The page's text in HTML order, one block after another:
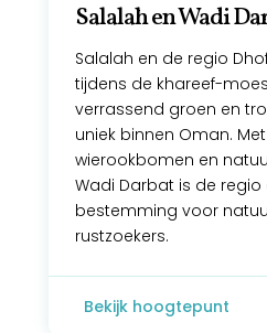
Salalah en Wadi
Salalah en de regio
tijdens de khareef-
verrassend groen en
uniek binnen Oman.
wierookbomen en
Wadi Darbat is de regio
bestemming voor
rustzoekers.
Bekijk hoogtepunt